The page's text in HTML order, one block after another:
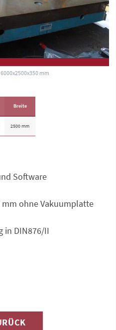
6000x2500x350 mm
Breite
2500 mm
Software
mm ohne Vakuum­platte
in DIN876/II